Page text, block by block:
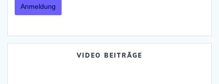
VIDEO BEITRÄGE